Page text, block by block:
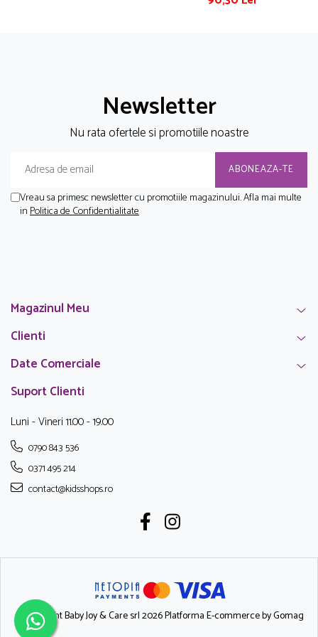
Newsletter
Nu rata ofertele si promotiile noastre
Vreau sa primesc newsletter cu promotiile magazinului. Afla mai multe
inPolitica de Confidentialitate
Magazinul Meu
Clienti
Date Comerciale
Suport Clienti
Luni - Vineri 11.00 - 19.00
0790 843 536
0371 495 214
contact@kidsshops.ro
©Copyright Baby Joy & Care srl 2026Platforma E-commerce by Gomag